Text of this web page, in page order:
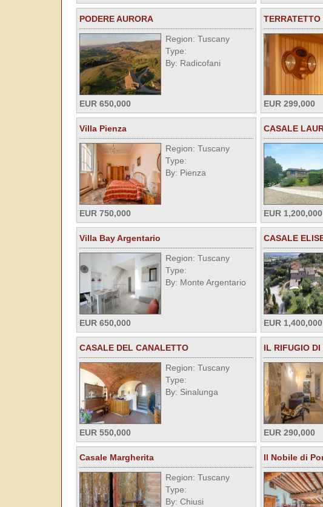
PODERE AURORA
Region: Tuscany
Type:
By: Radicofani
EUR 650,000 EUR 299,000
Villa Pienza
Region: Tuscany
Type:
By: Pienza
EUR 750,000
CASALE
EUR 1,200,000
Villa Bay Argentario
Region: Tuscany
Type:
By: Monte Argentario
EUR 650,000
CASALE
EUR 1,400,000
CASALE DEL CANALETTO
Region: Tuscany
Type:
By: Sinalunga
EUR 550,000
IL RIFUGIO
EUR 290,000
Casale Margherita
Region: Tuscany
Type:
By: Chiusi
Il Nobile di